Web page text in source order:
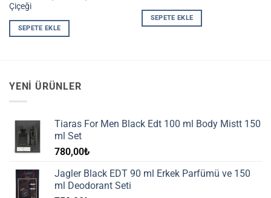
Çiçeği
SEPETE EKLE
SEPETE EKLE
YENI ÜRÜNLER
Tiaras For Men Black Edt 100 ml Body Mistt 150
ml Set
780,00₺
Jagler Black EDT 90 ml Erkek Parfümü ve 150
ml Deodorant Seti